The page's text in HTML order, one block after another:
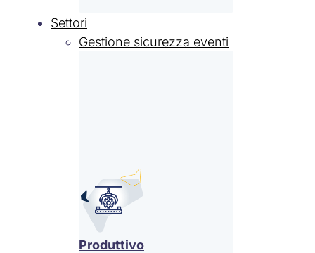
Settori
Gestione sicurezza eventi
Produttivo